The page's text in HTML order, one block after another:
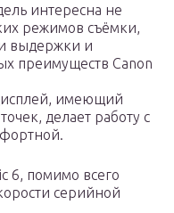
интересна не
режимов съёмки,
выдержки и
преимуществ Canon
имеющий
делает работу с
6, помимо всего
серийной